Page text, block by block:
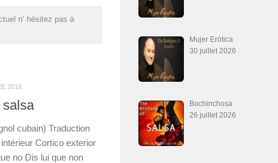
n’ hésitez pas à
2018
salsa
cubain) Traduction
Cortico exterior
no Dis lui que non
Mujer Erótica
30 juillet 2026
Bochinchosa
26 juillet 2026